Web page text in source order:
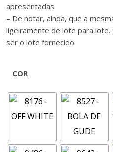
apresentadas.
– De notar, ainda, que a
ligeiramente de lote para
ser o lote fornecido.
COR